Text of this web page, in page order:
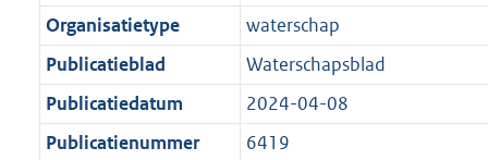
Organisatietype
waterschap
Publicatieblad
Waterschapsblad
Publicatiedatum
2024-04-08
Publicatienummer
6419